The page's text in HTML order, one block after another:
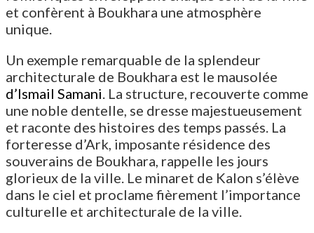
et confèrent à Boukhara une atmosphère
unique.
Un exemple remarquable de la splendeur
architecturale de Boukhara est le mausolée
d’Ismail Samani. La structure, recouverte comme
une noble dentelle, se dresse majestueusement
et raconte des histoires des temps passés. La
forteresse d’Ark, imposante résidence des
souverains de Boukhara, rappelle les jours
glorieux de la ville. Le minaret de Kalon s’élève
dans le ciel et proclame fièrement l’importance
culturelle et architecturale de la ville.